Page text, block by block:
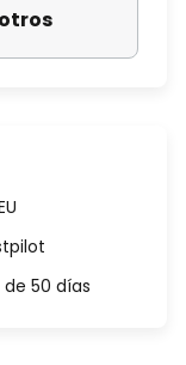
50 días